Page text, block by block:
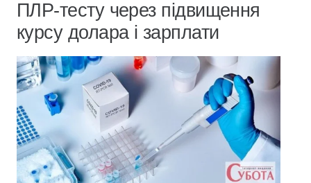
ПЛР-тесту через підвищення
курсу долара і зарплати